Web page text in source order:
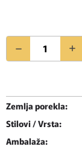
Količina
Zemlja porekla:
Stilovi / Vrsta:
Ambalaža: